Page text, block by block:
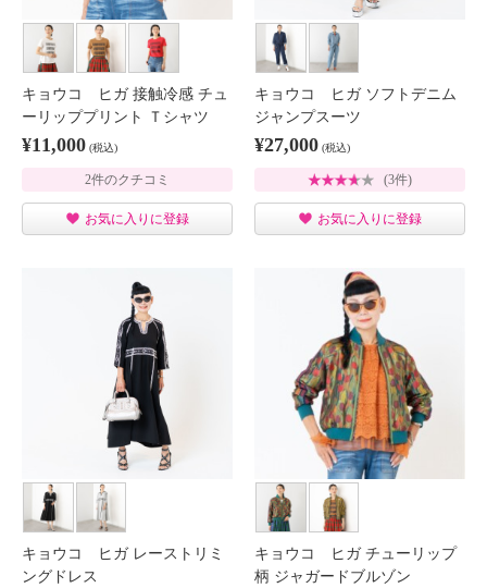
キョウコ ヒガ 接触冷感 チュ
ーリッププリント Ｔシャツ
¥11,000 (税込)
2件のクチコミ
お気に入りに登録
キョウコ ヒガ ソフトデニム
ジャンプスーツ
¥27,000 (税込)
(3件)
お気に入りに登録
キョウコ ヒガ レーストリミ
ングドレス
キョウコ ヒガ チューリップ
柄 ジャガードブルゾン